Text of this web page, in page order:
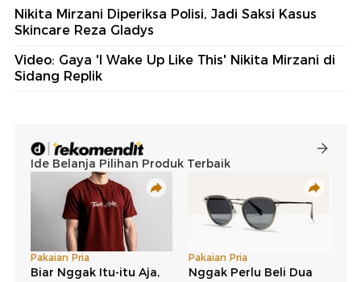
Nikita Mirzani Diperiksa Polisi, Jadi Saksi Kasus
Skincare Reza Gladys
Video: Gaya 'I Wake Up Like This' Nikita Mirzani di
Sidang Replik